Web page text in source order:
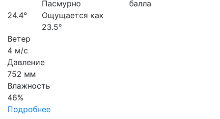
24.4°
Пасмурно
Ощущается как
23.5°
Ветер
4 м/с
Давление
752 мм
Влажность
46%
Подробнее
балла